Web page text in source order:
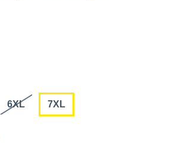
6XL 7XL